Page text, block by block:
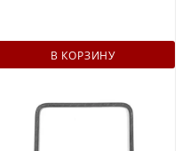
В КОРЗИНУ